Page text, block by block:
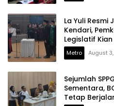
La Yuli Resmi
Kendari,
Legislatif Kian
Metro August
Sejumlah
Sementara,
Tetap